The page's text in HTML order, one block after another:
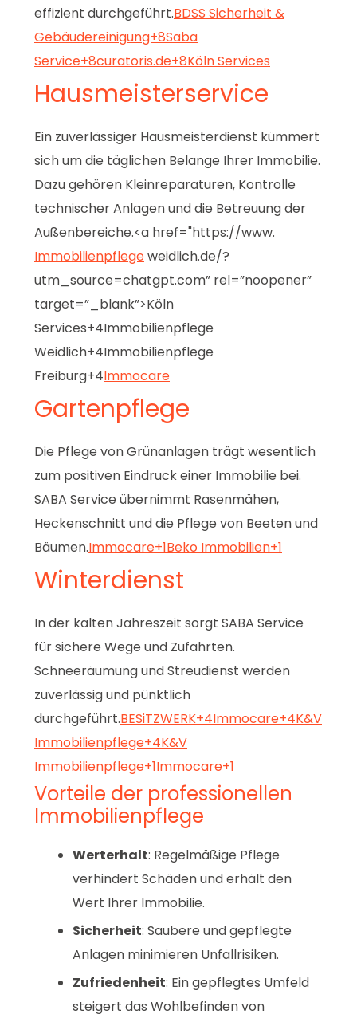
effizient durchgeführt.BDSS Sicherheit &
Gebäudereinigung+8Saba
Service+8curatoris.de+8Köln Services
Hausmeisterservice
Ein zuverlässiger Hausmeisterdienst kümmert
sich um die täglichen Belange Ihrer Immobilie.
Dazu gehören Kleinreparaturen, Kontrolle
technischer Anlagen und die Betreuung der
Außenbereiche.<a href="https://www.
Immobilienpflegeweidlich.de/?
utm_source=chatgpt.com” rel=”noopener”
target=”_blank”>Köln
Services+4Immobilienpflege
Weidlich+4Immobilienpflege
Freiburg+4Immocare
Gartenpflege
Die Pflege von Grünanlagen trägt wesentlich
zum positiven Eindruck einer Immobilie bei.
SABA Service übernimmt Rasenmähen,
Heckenschnitt und die Pflege von Beeten und
Bäumen.Immocare+1Beko Immobilien+1
Winterdienst
In der kalten Jahreszeit sorgt SABA Service
für sichere Wege und Zufahrten.
Schneeräumung und Streudienst werden
zuverlässig und pünktlich
durchgeführt.BESiTZWERK+4Immocare+4K&V
Immobilienpflege+4K&V
Immobilienpflege+1Immocare+1
Vorteile der professionellen
Immobilienpflege
Werterhalt: Regelmäßige Pflege
verhindert Schäden und erhält den
Wert Ihrer Immobilie.
Sicherheit: Saubere und gepflegte
Anlagen minimieren Unfallrisiken.
Zufriedenheit: Ein gepflegtes Umfeld
steigert das Wohlbefinden von